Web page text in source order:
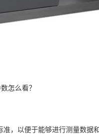
怎么看？
，以便于能够进行测量数